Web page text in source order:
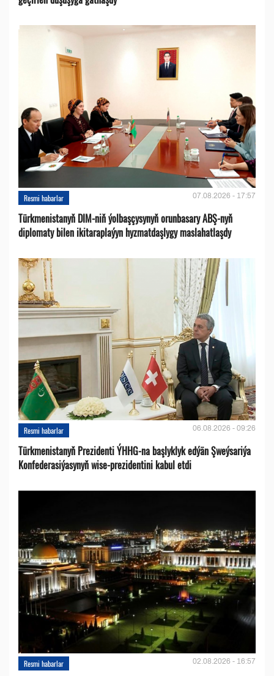
Resmi habarlar 07.08.2026 - 17:57
Türkmenistanyň DIM-niň ýolbaşçysynyň orunbasary ABŞ-nyň
diplomaty bilen ikitaraplaýyn hyzmatdaşlygy maslahatlaşdy
Resmi habarlar 06.08.2026 - 09:26
Türkmenistanyň Prezidenti ÝHHG-na başlyklyk edýän Şweýsariýa
Konfederasiýasynyň wise-prezidentini kabul etdi
Resmi habarlar 02.08.2026 - 16:57